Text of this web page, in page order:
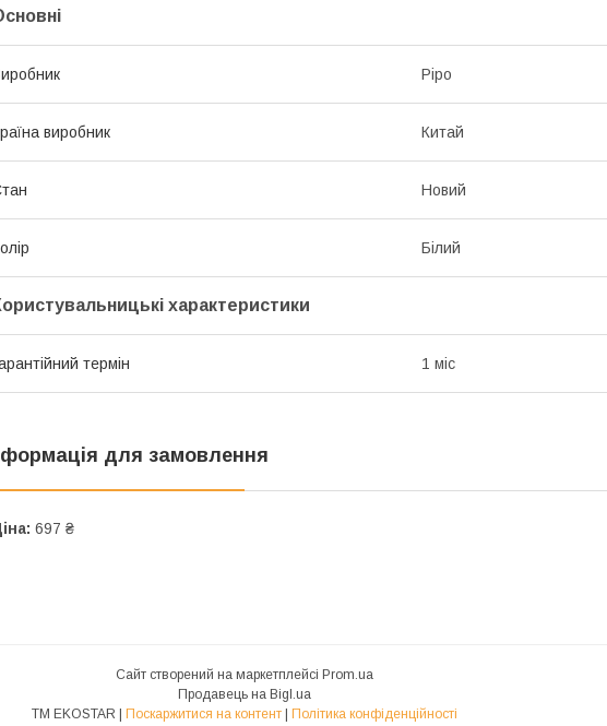
Pipo
виробник Китай
Новий
Білий
характеристики
термін 1 міс
для замовлення
697 ₴
Сайт створений на маркетплейсі Prom.ua
Продавець на Bigl.ua
ТМ EKOSTAR | Поскаржитися на контент | Політика конфіденційності